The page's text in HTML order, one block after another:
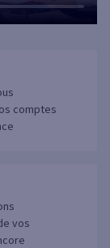
comptes
vos